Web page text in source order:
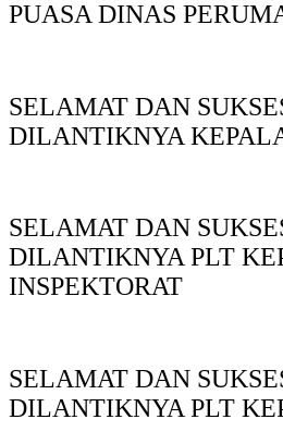
PUASA DINAS
SELAMAT DAN
DILANTIKNYA
SELAMAT DAN
DILANTIKNYA PLT
INSPEKTORAT
SELAMAT DAN
DILANTIKNYA PLT